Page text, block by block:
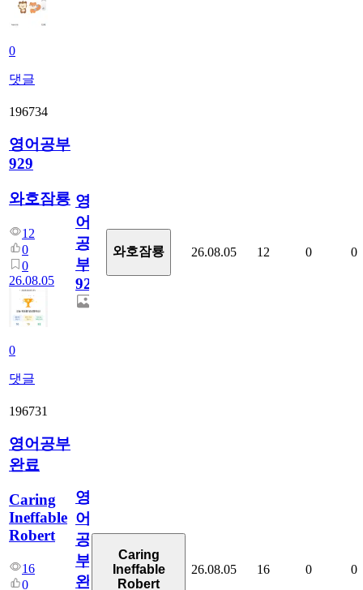
0
댓글
196734
영어공부
929
와호잠룡
12
0
0
26.08.05
0
댓글
영
어
공
부
929
와호잠룡 26.08.05 12 0 0
196731
영어공부
완료
Caring
Ineffable
Robert
16
0
영
어
공
부
완
Caring
Ineffable
Robert
26.08.05 16 0 0